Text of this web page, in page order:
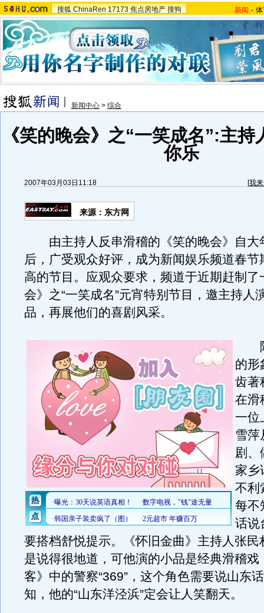
搜狐 ChinaRen 17173 焦点房地产 搜狗 新闻 -
新闻中心 > 综合
《笑的晚会》之“一笑成名”:主持
你乐
2007年03月03日11:18 [我
来源：东方网
由主持人反串滑稽的《笑的晚会》自大
后，广受观众好评，成为新闻娱乐频道春节
高的节目。应观众要求，频道于近期赶制了
会》之“一笑成名”元宵特别节目，邀主持人
品，再展他们的喜剧风采。
陈
的形
齿著
在滑
一位
雪萍
剧、
家乡
不利
每不
话说
要搭档舒悦提示。《怀旧金曲》主持人张民
是说得很地道，可他演的小品是经典滑稽戏
客》中的警察“369”，这个角色需要说山东
知，他的“山东洋泾浜”定会让人笑翻天。